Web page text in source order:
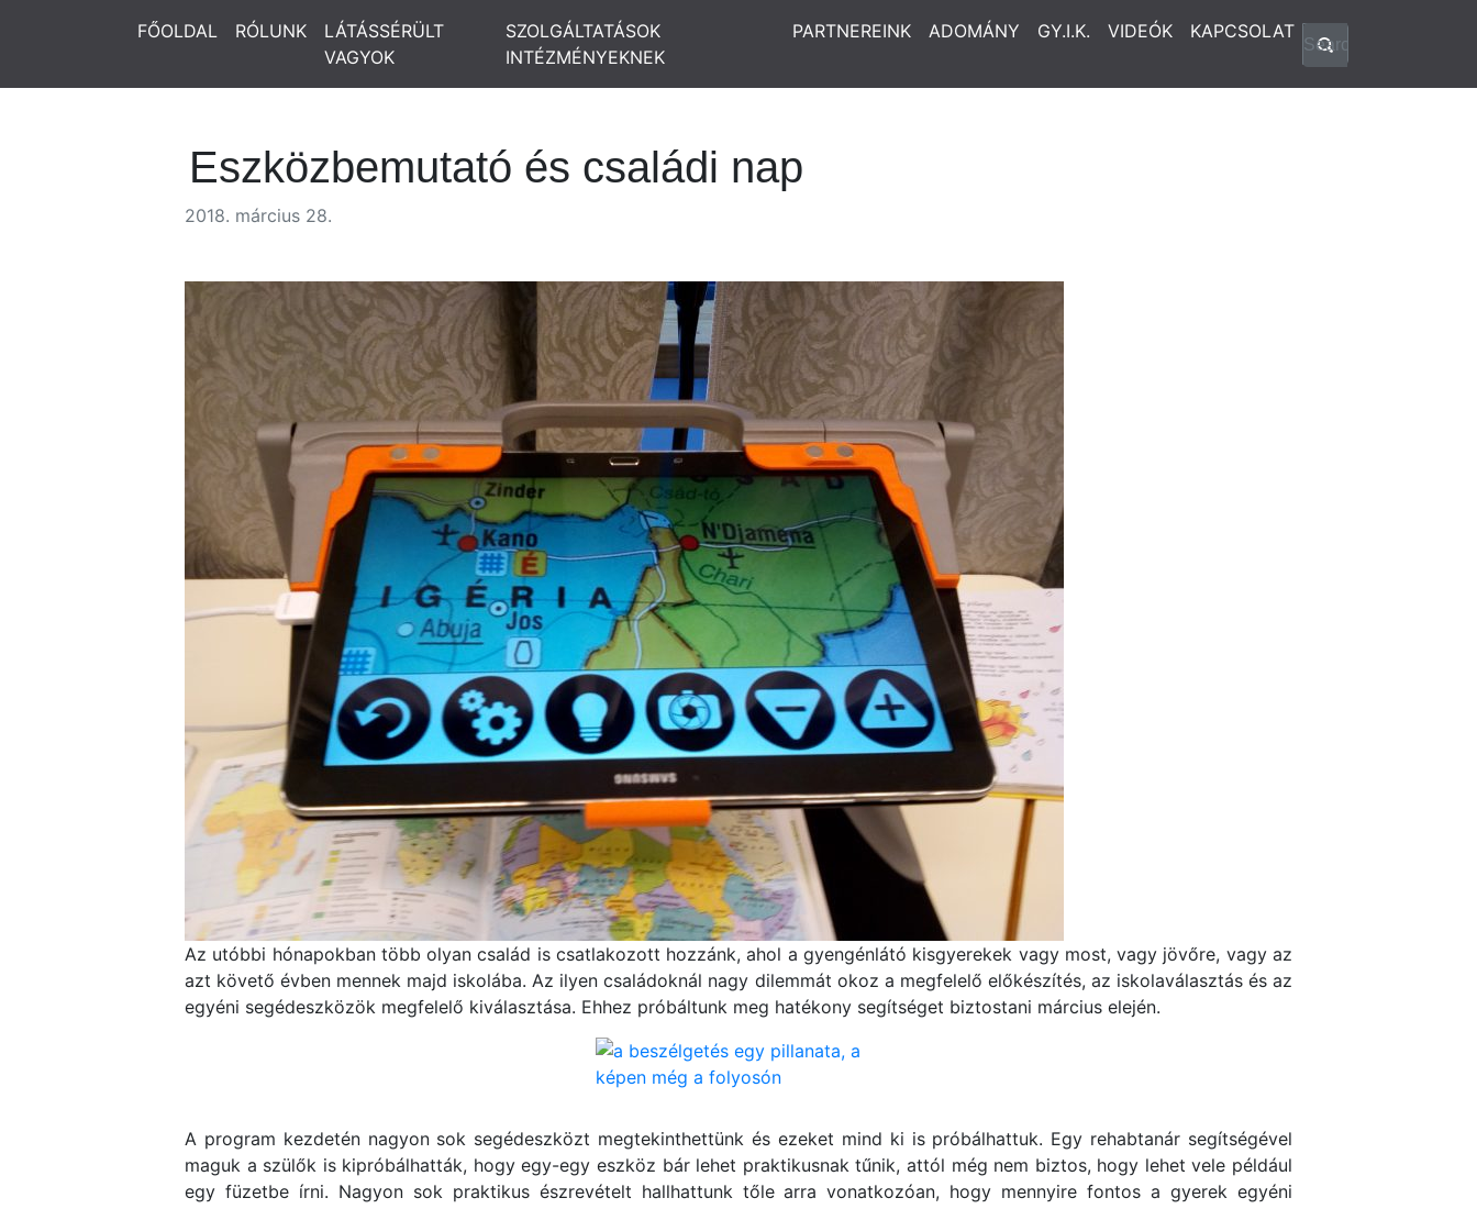
FŐOLDAL RÓLUNK
LÁTÁSSÉRÜLT
VAGYOK
SZOLGÁLTATÁSOK
INTÉZMÉNYEKNEK
PARTNEREINK ADOMÁNY GY.I.K. VIDEÓK KAPCSOLAT
Eszközbemutató és családi nap
2018. március 28.
Az utóbbi hónapokban több olyan család is csatlakozott hozzánk, ahol a gyengénlátó kisgyerekek vagy most, vagy jövőre, vagy az
azt követő évben mennek majd iskolába. Az ilyen családoknál nagy dilemmát okoz a megfelelő előkészítés, az iskolaválasztás és az
egyéni segédeszközök megfelelő kiválasztása. Ehhez próbáltunk meg hatékony segítséget biztostani március elején.
A program kezdetén nagyon sok segédeszközt megtekinthettünk és ezeket mind ki is próbálhattuk. Egy rehabtanár segítségével
maguk a szülők is kipróbálhatták, hogy egy-egy eszköz bár lehet praktikusnak tűnik, attól még nem biztos, hogy lehet vele például
egy füzetbe írni. Nagyon sok praktikus észrevételt hallhattunk tőle arra vonatkozóan, hogy mennyire fontos a gyerek egyéni